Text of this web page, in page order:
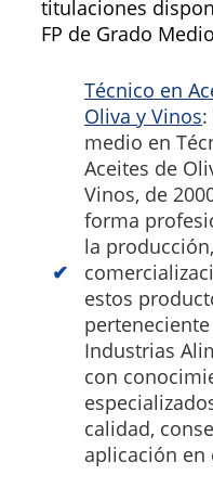
titulaciones
FP de Grado
Técnico en
Oliva y Vinos:
medio en
Aceites de
Vinos, de
forma
la
estos
perteneciente
Industrias
con
calidad,
aplicación en